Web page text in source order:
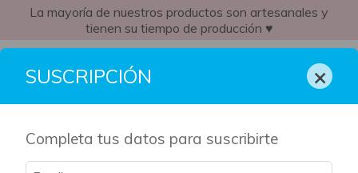
La mayoría de nuestros productos son artesanales y
tienen su tiempo de producción ♥
Inicio
SUSCRIPCIÓN ×
Completa tus datos para suscribirte